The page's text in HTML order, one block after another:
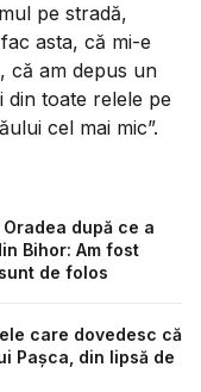
pe stradă,
asta, că mi-e
că am depus un
toate relele pe
cel mai mic”.
după ce a
Bihor: Am fost
de folos
care dovedesc că
Pașca, din lipsă de